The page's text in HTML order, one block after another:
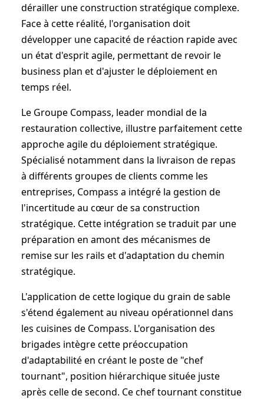
dérailler une construction stratégique complexe.
Face à cette réalité, l'organisation doit
développer une capacité de réaction rapide avec
un état d'esprit agile, permettant de revoir le
business plan et d'ajuster le déploiement en
temps réel.
Le Groupe Compass, leader mondial de la
restauration collective, illustre parfaitement cette
approche agile du déploiement stratégique.
Spécialisé notamment dans la livraison de repas
à différents groupes de clients comme les
entreprises, Compass a intégré la gestion de
l'incertitude au cœur de sa construction
stratégique. Cette intégration se traduit par une
préparation en amont des mécanismes de
remise sur les rails et d'adaptation du chemin
stratégique.
L'application de cette logique du grain de sable
s'étend également au niveau opérationnel dans
les cuisines de Compass. L'organisation des
brigades intègre cette préoccupation
d'adaptabilité en créant le poste de "chef
tournant", position hiérarchique située juste
après celle de second. Ce chef tournant constitue